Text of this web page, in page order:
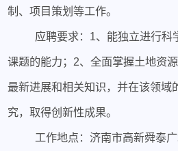
制、项目策划等工作。
应聘要求：1、能独立进行科
课题的能力；2、全面掌握土地资
最新进展和相关知识，并在该领域
究，取得创新性成果。
工作地点：济南市高新舜泰